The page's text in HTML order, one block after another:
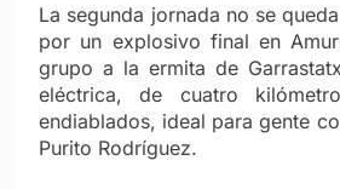
La segunda jornada no se
por un explosivo final en
grupo a la ermita de
eléctrica, de cuatro
endiablados, ideal para gente
Purito Rodríguez.